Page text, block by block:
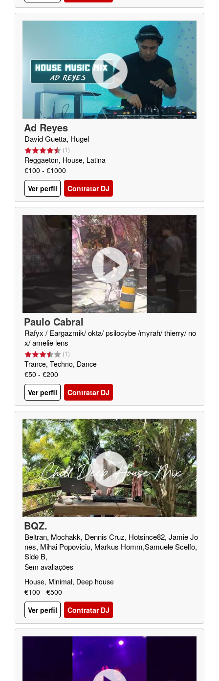
Ad Reyes
David Guetta, Hugel
(1)
Reggaeton, House, Latina
€100 - €1000
Ver perfil
Contratar DJ
Paulo Cabral
Rafyx / Eargazmik/ okta/ psilocybe /myrah/ thierry/ no
x/ amelie lens
(1)
Trance, Techno, Dance
€50 - €200
Ver perfil
Contratar DJ
BQZ.
Beltran, Mochakk, Dennis Cruz, Hotsince82, Jamie Jo
nes, Mihai Popoviciu, Markus Homm,Samuele Scelfo,
Side B,
Sem avaliações
House, Minimal, Deep house
€100 - €500
Ver perfil
Contratar DJ